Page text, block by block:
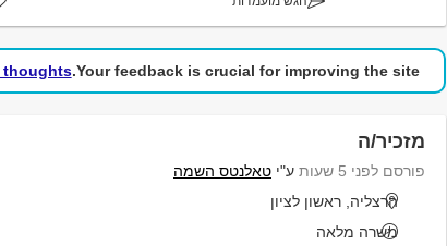
Your feedback is crucial for improving the site.
מזכיר/ה
פורסם לפני 5 שעות ע"י טאלנטס השמה
הרצליה, ראשון לציון
משרה מלאה